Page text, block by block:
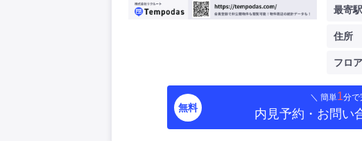
最寄駅
住所
フロア
無料
＼ 簡単1分で
内見予約・お問い